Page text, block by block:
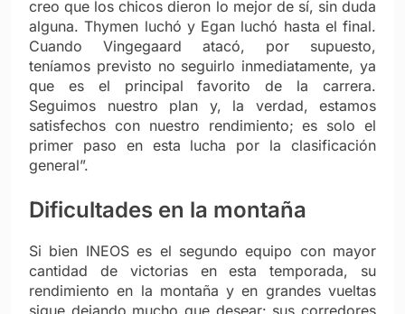
creo que los chicos dieron lo mejor de sí, sin duda
alguna. Thymen luchó y Egan luchó hasta el final.
Cuando Vingegaard atacó, por supuesto,
teníamos previsto no seguirlo inmediatamente, ya
que es el principal favorito de la carrera.
Seguimos nuestro plan y, la verdad, estamos
satisfechos con nuestro rendimiento; es solo el
primer paso en esta lucha por la clasificación
general”.
Dificultades en la montaña
Si bien INEOS es el segundo equipo con mayor
cantidad de victorias en esta temporada, su
rendimiento en la montaña y en grandes vueltas
sigue dejando mucho que desear: sus corredores